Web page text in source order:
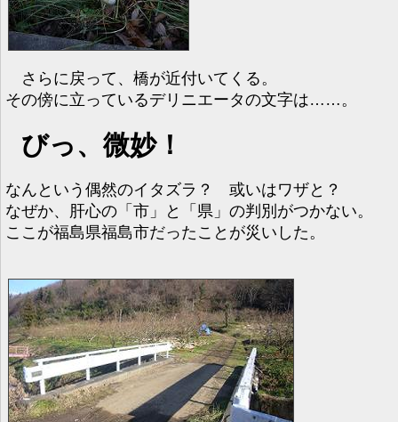
さらに戻って、橋が近付いてくる。
その傍に立っているデリニエータの文字は……。
びっ、微妙！
なんという偶然のイタズラ？ 或いはワザと？
なぜか、肝心の「市」と「県」の判別がつかない。
ここが福島県福島市だったことが災いした。